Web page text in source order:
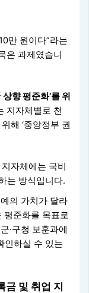
만 원이다”라는
은 과제였습니
상향 평준화’를 위
지자체별로 천
해 ‘중앙정부 권
자체에는 국비
는 방식입니다.
의 가치가 달라
평준화를 목표로
·구청 보훈과에
인하실 수 있는
금 및 취업 지